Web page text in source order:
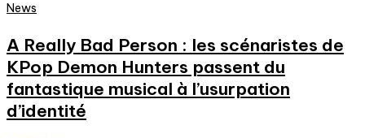
News
A Really Bad Person : les scénaristes de
KPop Demon Hunters passent du
fantastique musical à l’usurpation
d’identité